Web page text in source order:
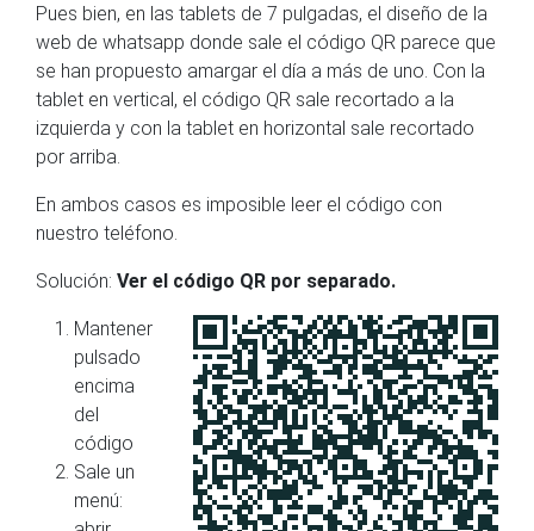
Pues bien, en las tablets de 7 pulgadas, el diseño de la
web de whatsapp donde sale el código QR parece que
se han propuesto amargar el día a más de uno. Con la
tablet en vertical, el código QR sale recortado a la
izquierda y con la tablet en horizontal sale recortado
por arriba.
En ambos casos es imposible leer el código con
nuestro teléfono.
Solución: Ver el código QR por separado.
Mantener
pulsado
encima
del
código
Sale un
menú: